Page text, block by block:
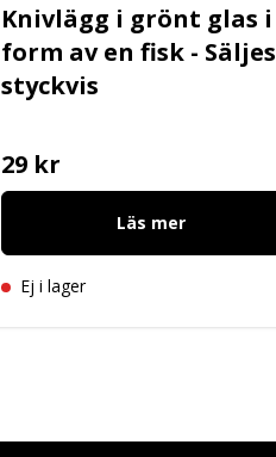
Knivlägg i grönt glas i
form av en fisk - Säljes
styckvis
29 kr
Läs mer
Ej i lager